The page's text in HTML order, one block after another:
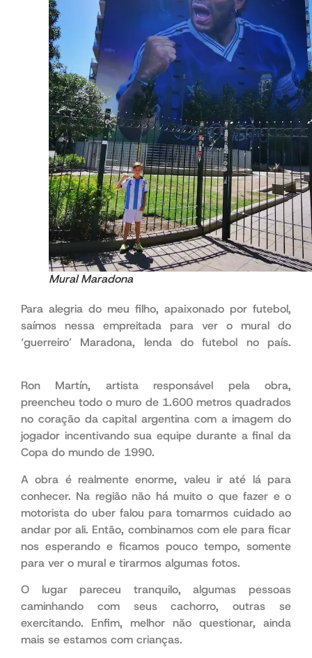
Mural Maradona
Para alegria do meu filho, apaixonado por futebol,
saímos nessa empreitada para ver o mural do
‘guerreiro’ Maradona, lenda do futebol no país.
Ron Martín, artista responsável pela obra,
preencheu todo o muro de 1.600 metros quadrados
no coração da capital argentina com a imagem do
jogador incentivando sua equipe durante a final da
Copa do mundo de 1990.
A obra é realmente enorme, valeu ir até lá para
conhecer. Na região não há muito o que fazer e o
motorista do uber falou para tomarmos cuidado ao
andar por ali. Então, combinamos com ele para ficar
nos esperando e ficamos pouco tempo, somente
para ver o mural e tirarmos algumas fotos.
O lugar pareceu tranquilo, algumas pessoas
caminhando com seus cachorro, outras se
exercitando. Enfim, melhor não questionar, ainda
mais se estamos com crianças.